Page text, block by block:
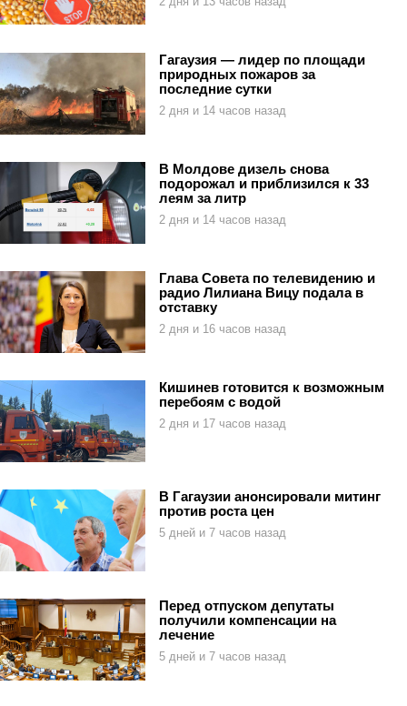
Гагаузия — лидер по площади
природных пожаров за
последние сутки
2 дня и 14 часов назад
В Молдове дизель снова
подорожал и приблизился к 33
леям за литр
2 дня и 14 часов назад
Глава Совета по телевидению и
радио Лилиана Вицу подала в
отставку
2 дня и 16 часов назад
Кишинев готовится к возможным
перебоям с водой
2 дня и 17 часов назад
В Гагаузии анонсировали митинг
против роста цен
5 дней и 7 часов назад
Перед отпуском депутаты
получили компенсации на
лечение
5 дней и 7 часов назад